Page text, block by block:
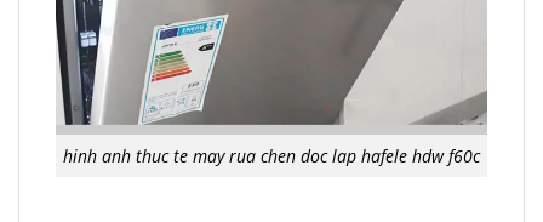
hinh anh thuc te may rua chen doc lap hafele hdw f60c